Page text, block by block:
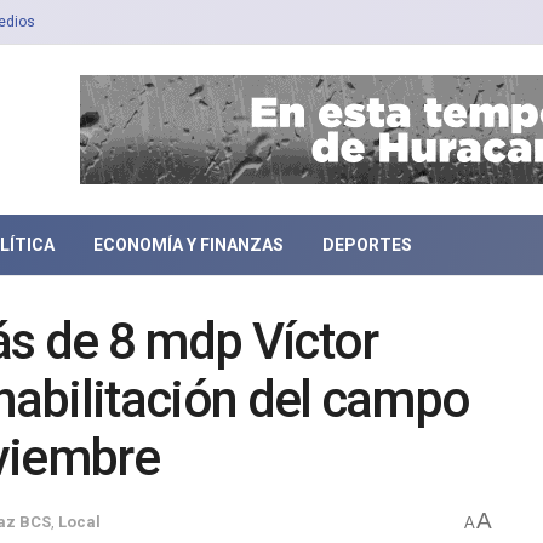
ECONOMÍA Y FINANZAS DEPORTES
de 8 mdp Víctor
del campo
BCS Local AA